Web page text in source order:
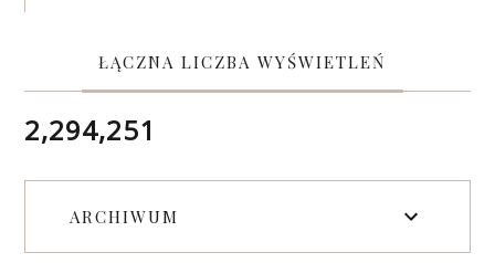
ŁĄCZNA LICZBA WYŚWIETLEŃ
2,294,251
ARCHIWUM